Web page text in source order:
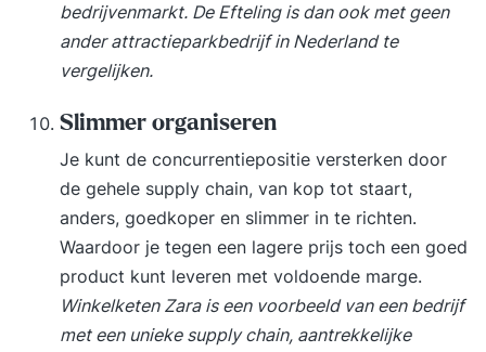
bedrijvenmarkt. De Efteling is dan ook met geen
ander attractieparkbedrijf in Nederland te
vergelijken.
Slimmer organiseren
Je kunt de concurrentiepositie versterken door
de gehele supply chain, van kop tot staart,
anders, goedkoper en slimmer in te richten.
Waardoor je tegen een lagere prijs toch een goed
product kunt leveren met voldoende marge.
Winkelketen Zara is een voorbeeld van een bedrijf
met een unieke supply chain, aantrekkelijke